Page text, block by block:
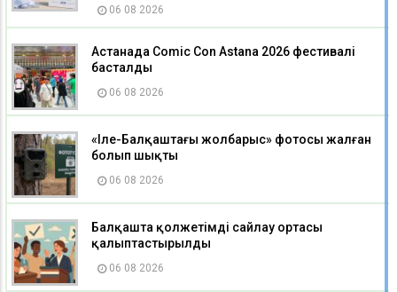
06 08 2026
Астанада Comic Con Astana 2026 фестивалі
басталды
06 08 2026
«Іле-Балқаштағы жолбарыс» фотосы жалған
болып шықты
06 08 2026
Балқашта қолжетімді сайлау ортасы
қалыптастырылды
06 08 2026